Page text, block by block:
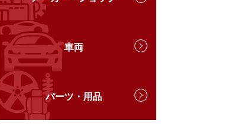
車両
パーツ・用品